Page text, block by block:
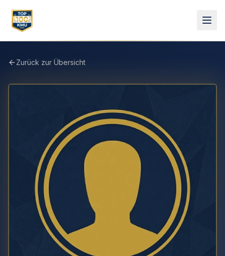
Zurück zur Übersicht